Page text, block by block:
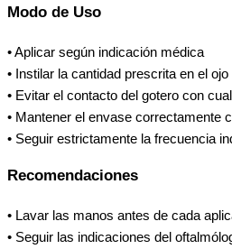
Modo de Uso
• Aplicar según indicación médica
• Instilar la cantidad prescrita en el
• Evitar el contacto del gotero con
• Mantener el envase correctamente
• Seguir estrictamente la frecuencia
Recomendaciones
• Lavar las manos antes de cada
• Seguir las indicaciones del